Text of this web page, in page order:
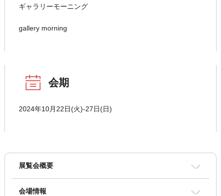
ギャラリーモーニング
gallery morning
会期
2024年10月22日(火)-27日(日)
展覧会概要
会場情報